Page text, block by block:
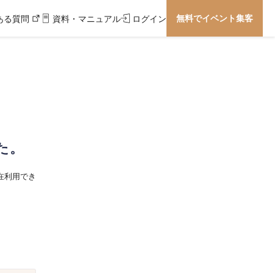
る質問 資料・マニュアル ログイン 無料でイベント集客
利用でき